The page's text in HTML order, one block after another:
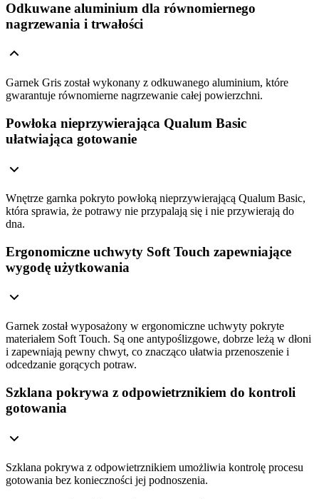
Odkuwane aluminium dla równomiernego
nagrzewania i trwałości
Garnek Gris został wykonany z odkuwanego aluminium, które
gwarantuje równomierne nagrzewanie całej powierzchni.
Powłoka nieprzywierająca Qualum Basic
ułatwiająca gotowanie
Wnętrze garnka pokryto powłoką nieprzywierającą Qualum Basic,
która sprawia, że potrawy nie przypalają się i nie przywierają do
dna.
Ergonomiczne uchwyty Soft Touch zapewniające
wygodę użytkowania
Garnek został wyposażony w ergonomiczne uchwyty pokryte
materiałem Soft Touch. Są one antypoślizgowe, dobrze leżą w dłoni
i zapewniają pewny chwyt, co znacząco ułatwia przenoszenie i
odcedzanie gorących potraw.
Szklana pokrywa z odpowietrznikiem do kontroli
gotowania
Szklana pokrywa z odpowietrznikiem umożliwia kontrolę procesu
gotowania bez konieczności jej podnoszenia.